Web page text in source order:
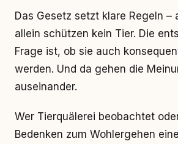
Das Gesetz setzt klare Regeln –
allein schützen kein Tier. Die
Frage ist, ob sie auch
werden. Und da gehen die
auseinander.
Wer Tierquälerei beobachtet
Bedenken zum Wohlergehen